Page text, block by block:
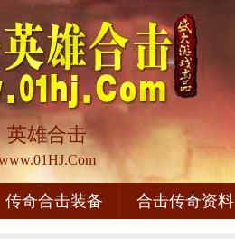
英雄合击
传奇合击装备 合击传奇资料